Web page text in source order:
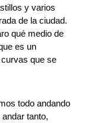
y varios
de la ciudad.
qué medio de
es un
que se
todo andando
tanto,